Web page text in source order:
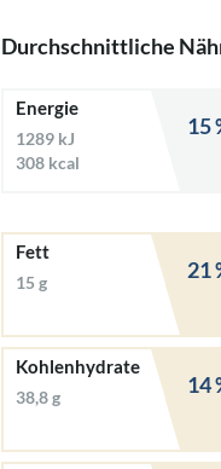
Durchschnittliche
Energie
1289 kJ
308 kcal
15
Fett
15 g 21
Kohlenhydrate
38,8 g 14